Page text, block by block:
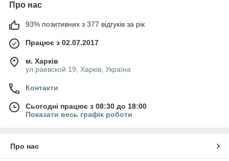
Про нас
93% позитивних з 377 відгуків за рік
Працює з 02.07.2017
м. Харків
ул раевской 19, Харків, Україна
Контакти
Сьогодні працює з 08:30 до 18:00
Показати весь графік роботи
Про нас